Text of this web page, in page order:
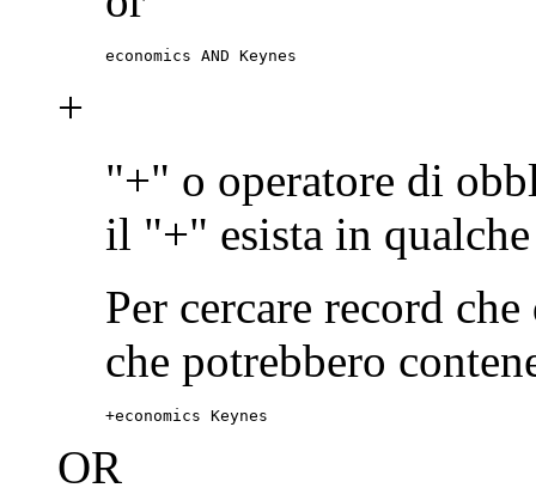
economics AND Keynes
+
"+" o operatore di
il "+" esista in
Per cercare record
che potrebbero
+economics Keynes
OR